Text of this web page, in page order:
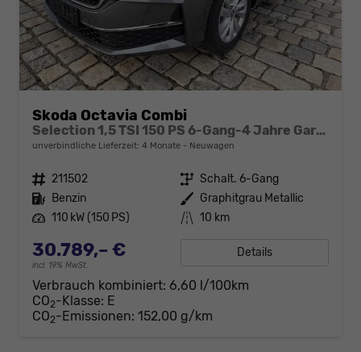
Skoda Octavia Combi
Selection 1,5 TSI 150 PS 6-Gang-4 Jahre Garantie-Anhängerkupplung schwenkbar-PDC vorne und hinten-Sitzheizung-Smart Link
unverbindliche Lieferzeit: 4 Monate Neuwagen
Fahrzeugnr. 211502 Getriebe Schalt. 6-Gang
Kraftstoff Benzin Außenfarbe Graphitgrau Metallic
Leistung 110 kW (150 PS) Kilometerstand 10 km
30.789,– €
incl. 19% MwSt.
Details
Verbrauch kombiniert: 6,60 l/100km
CO2-Klasse: E
CO2-Emissionen: 152,00 g/km